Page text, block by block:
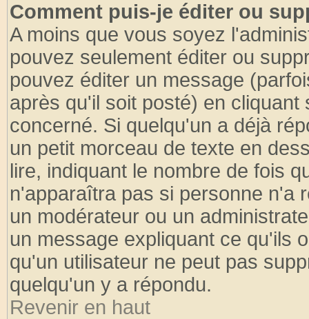
Comment puis-je éditer ou
A moins que vous soyez
pouvez seulement éditer ou
pouvez éditer un message
après qu'il soit posté) en
concerné. Si quelqu'un a déjà
un petit morceau de texte en
lire, indiquant le nombre de fois
n'apparaîtra pas si personne n'a
un modérateur ou un
un message expliquant ce qu'ils
qu'un utilisateur ne peut pas
quelqu'un y a répondu.
Revenir en haut